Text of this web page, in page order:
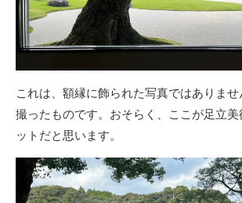
これは、額縁に飾られた写真ではありま
撮ったものです。おそらく、ここが足立
ットだと思います。